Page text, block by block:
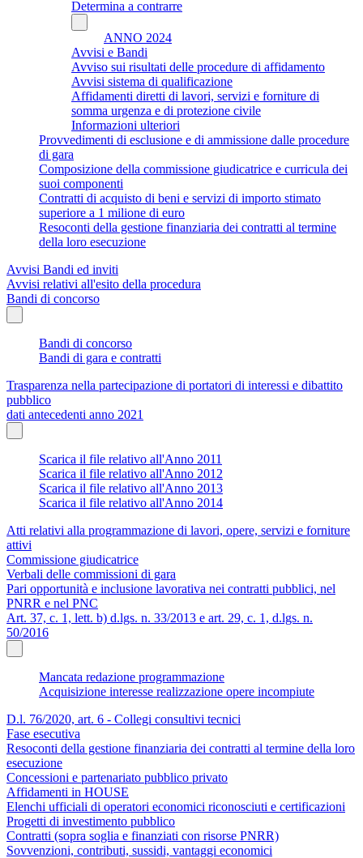
Determina a contrarre
ANNO 2024
Avvisi e Bandi
Avviso sui risultati delle procedure di affidamento
Avvisi sistema di qualificazione
Affidamenti diretti di lavori, servizi e forniture di
somma urgenza e di protezione civile
Informazioni ulteriori
Provvedimenti di esclusione e di ammissione dalle procedure
di gara
Composizione della commissione giudicatrice e curricula dei
suoi componenti
Contratti di acquisto di beni e servizi di importo stimato
superiore a 1 milione di euro
Resoconti della gestione finanziaria dei contratti al termine
della loro esecuzione
Avvisi Bandi ed inviti
Avvisi relativi all'esito della procedura
Bandi di concorso
Bandi di concorso
Bandi di gara e contratti
Trasparenza nella partecipazione di portatori di interessi e dibattito
pubblico
dati antecedenti anno 2021
Scarica il file relativo all'Anno 2011
Scarica il file relativo all'Anno 2012
Scarica il file relativo all'Anno 2013
Scarica il file relativo all'Anno 2014
Atti relativi alla programmazione di lavori, opere, servizi e forniture
attivi
Commissione giudicatrice
Verbali delle commissioni di gara
Pari opportunità e inclusione lavorativa nei contratti pubblici, nel
PNRR e nel PNC
Art. 37, c. 1, lett. b) d.lgs. n. 33/2013 e art. 29, c. 1, d.lgs. n.
50/2016
Mancata redazione programmazione
Acquisizione interesse realizzazione opere incompiute
D.l. 76/2020, art. 6 - Collegi consultivi tecnici
Fase esecutiva
Resoconti della gestione finanziaria dei contratti al termine della loro
esecuzione
Concessioni e partenariato pubblico privato
Affidamenti in HOUSE
Elenchi ufficiali di operatori economici riconosciuti e certificazioni
Progetti di investimento pubblico
Contratti (sopra soglia e finanziati con risorse PNRR)
Sovvenzioni, contributi, sussidi, vantaggi economici